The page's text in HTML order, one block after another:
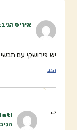
איריס הגיב:
יש פירושקי עם
הגב